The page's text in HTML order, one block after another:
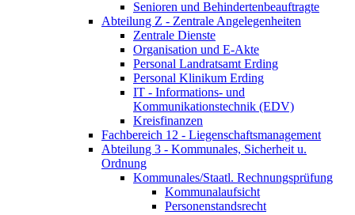
Senioren und Behindertenbeauftragte
Abteilung Z - Zentrale Angelegenheiten
Zentrale Dienste
Organisation und E-Akte
Personal Landratsamt Erding
Personal Klinikum Erding
IT - Informations- und
Kommunikationstechnik (EDV)
Kreisfinanzen
Fachbereich 12 - Liegenschaftsmanagement
Abteilung 3 - Kommunales, Sicherheit u.
Ordnung
Kommunales/Staatl. Rechnungsprüfung
Kommunalaufsicht
Personenstandsrecht